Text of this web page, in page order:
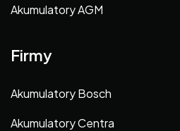
Akumulatory AGM
Firmy
Akumulatory Bosch
Akumulatory Centra